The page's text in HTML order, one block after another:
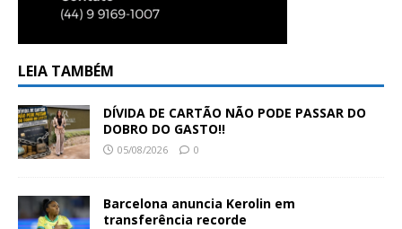
LEIA TAMBÉM
DÍVIDA DE CARTÃO NÃO PODE PASSAR DO
DOBRO DO GASTO!!
05/08/2026 0
Barcelona anuncia Kerolin em
transferência recorde